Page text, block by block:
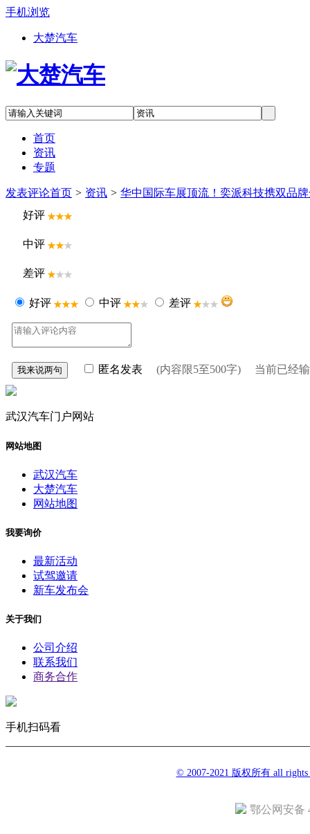
手机浏览
大楚汽车
首页
资讯
专题
发表评论首页 > 资讯 > 华中国际车展顶流！奕派科技携双品
好评
中评
差评
好评 中评 差评
匿名发表 (内容限5至500字) 当前已经
武汉汽车门户网站
网站地图
武汉汽车
大楚汽车
网站地图
我要询价
最新活动
试驾邀请
新车发布会
关于我们
公司介绍
联系我们
商务合作
手机扫码看
© 2007-2021 版权所有 all
鄂公网安备